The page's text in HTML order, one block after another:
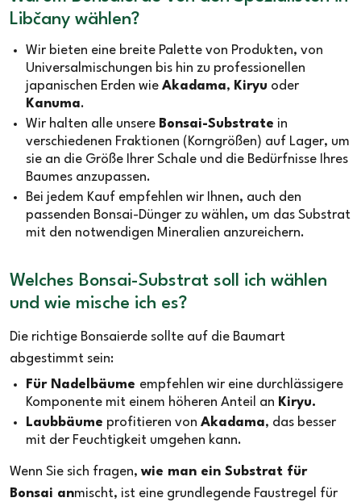
Libčany wählen?
Wir bieten eine breite Palette von Produkten, von
Universalmischungen bis hin zu professionellen
japanischen Erden wie Akadama, Kiryu oder
Kanuma.
Wir halten alle unsere Bonsai-Substrate in
verschiedenen Fraktionen (Korngrößen) auf Lager, um
sie an die Größe Ihrer Schale und die Bedürfnisse Ihres
Baumes anzupassen.
Bei jedem Kauf empfehlen wir Ihnen, auch den
passenden Bonsai-Dünger zu wählen, um das Substrat
mit den notwendigen Mineralien anzureichern.
Welches Bonsai-Substrat soll ich wählen
und wie mische ich es?
Die richtige Bonsaierde sollte auf die Baumart
abgestimmt sein:
Für Nadelbäume empfehlen wir eine durchlässigere
Komponente mit einem höheren Anteil an Kiryu.
Laubbäume profitieren von Akadama, das besser
mit der Feuchtigkeit umgehen kann.
Wenn Sie sich fragen, wie man ein Substrat für
Bonsai anmischt, ist eine grundlegende Faustregel für